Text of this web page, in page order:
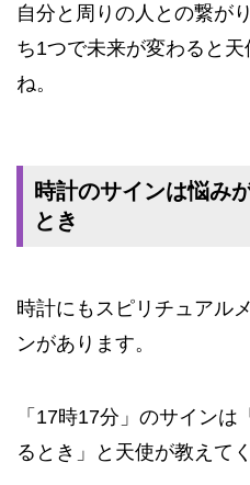
自分と周りの人との繋が
ち1つで未来が変わると
ね。
時計のサインは悩み
とき
時計にもスピリチュアル
ンがあります。
「17時17分」のサイン
るとき」と天使が教えて